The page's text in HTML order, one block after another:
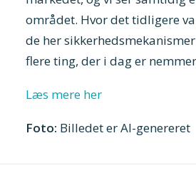
området. Hvor det tidligere
de her
flere ting, der i dag er
Læs mere her
Foto: Billedet er AI-genereret